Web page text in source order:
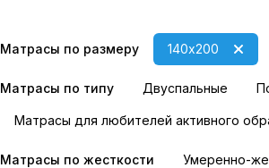
Матрасы по размеру 140х200
Матрасы по типу Двуспальные
Матрасы для любителей активного
Матрасы по жесткости Умеренно-